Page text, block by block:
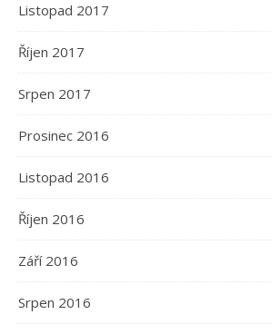
Listopad 2017
Říjen 2017
Srpen 2017
Prosinec 2016
Listopad 2016
Říjen 2016
Září 2016
Srpen 2016